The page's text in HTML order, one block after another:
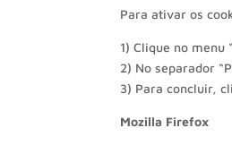
Para ativar os
1) Clique no menu
2) No separador
3) Para concluir,
Mozilla Firefox